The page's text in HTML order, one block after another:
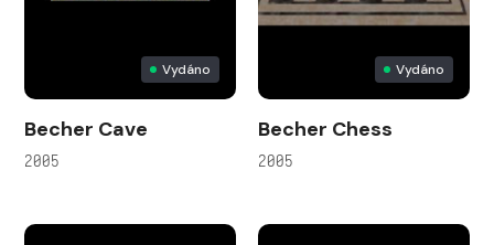
Vydáno
Becher Cave
2005
Vydáno
Becher Chess
2005